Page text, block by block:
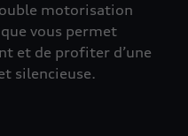
motorisation
vous permet
et de profiter d’une
silencieuse.